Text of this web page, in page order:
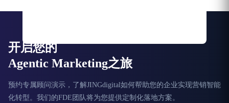
开启您的
Agentic Marketing之旅
预约专属顾问演示，了解JINGdigital如何帮助您的企业实现营销智能
化转型。我们的FDE团队将为您提供定制化落地方案。